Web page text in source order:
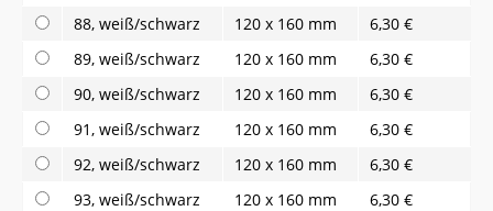
88, weiß/schwarz
120 x 160 mm
6,30 €
89, weiß/schwarz
120 x 160 mm
6,30 €
90, weiß/schwarz
120 x 160 mm
6,30 €
91, weiß/schwarz
120 x 160 mm
6,30 €
92, weiß/schwarz
120 x 160 mm
6,30 €
93, weiß/schwarz
120 x 160 mm
6,30 €